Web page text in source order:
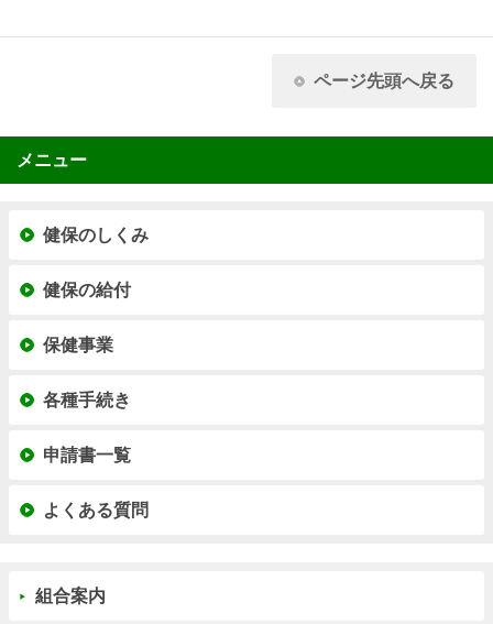
ページ先頭へ戻る
メニュー
健保のしくみ
健保の給付
保健事業
各種手続き
申請書一覧
よくある質問
組合案内